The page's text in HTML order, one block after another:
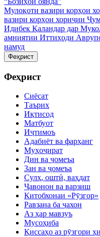
Мулоқоти вазири корҳои
вазири корҳои хориҷии
Идибек Қаландар дар
амниятии Иттиҳоди
намуд
Феҳрист
Феҳрист
Сиёсат
Таърих
Иқтисод
Матбуот
Иҷтимоъ
Адабиёт ва фарҳанг
Муҳоҷират
Дин ва ҷомеъа
Зан ва ҷомеъа
Сулҳ, оштӣ, ваҳдат
Ҷавонон ва варзиш
Китобхонаи «Рӯзгор»
Равзана ба ҷахон
Аз ҳар мавзуъ
Мусоҳиба
Қиссаҳо аз рӯзгори